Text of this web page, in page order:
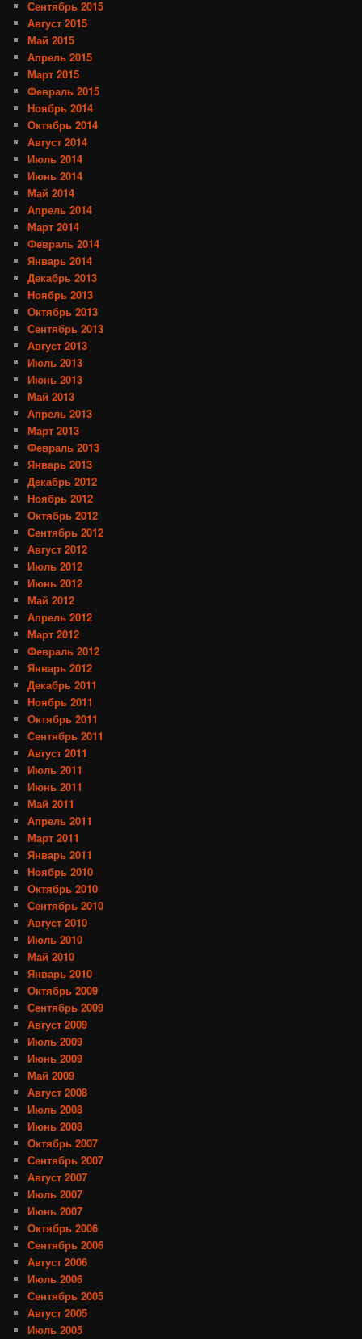
Сентябрь 2015
Август 2015
Май 2015
Апрель 2015
Март 2015
Февраль 2015
Ноябрь 2014
Октябрь 2014
Август 2014
Июль 2014
Июнь 2014
Май 2014
Апрель 2014
Март 2014
Февраль 2014
Январь 2014
Декабрь 2013
Ноябрь 2013
Октябрь 2013
Сентябрь 2013
Август 2013
Июль 2013
Июнь 2013
Май 2013
Апрель 2013
Март 2013
Февраль 2013
Январь 2013
Декабрь 2012
Ноябрь 2012
Октябрь 2012
Сентябрь 2012
Август 2012
Июль 2012
Июнь 2012
Май 2012
Апрель 2012
Март 2012
Февраль 2012
Январь 2012
Декабрь 2011
Ноябрь 2011
Октябрь 2011
Сентябрь 2011
Август 2011
Июль 2011
Июнь 2011
Май 2011
Апрель 2011
Март 2011
Январь 2011
Ноябрь 2010
Октябрь 2010
Сентябрь 2010
Август 2010
Июль 2010
Май 2010
Январь 2010
Октябрь 2009
Сентябрь 2009
Август 2009
Июль 2009
Июнь 2009
Май 2009
Август 2008
Июль 2008
Июнь 2008
Октябрь 2007
Сентябрь 2007
Август 2007
Июль 2007
Июнь 2007
Октябрь 2006
Сентябрь 2006
Август 2006
Июль 2006
Сентябрь 2005
Август 2005
Июль 2005